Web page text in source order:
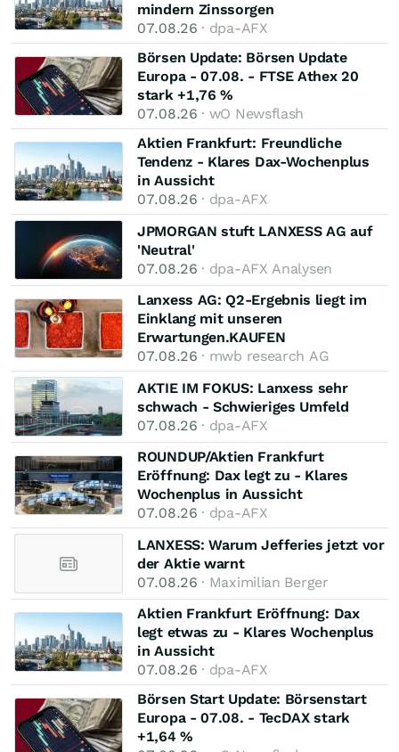
mindern Zinssorgen
07.08.26 · dpa-AFX
Börsen Update: Börsen Update
Europa - 07.08. - FTSE Athex 20
stark +1,76 %
07.08.26 · wO Newsflash
Aktien Frankfurt: Freundliche
Tendenz - Klares Dax-Wochenplus
in Aussicht
07.08.26 · dpa-AFX
JPMORGAN stuft LANXESS AG auf
'Neutral'
07.08.26 · dpa-AFX Analysen
Lanxess AG: Q2-Ergebnis liegt im
Einklang mit unseren
Erwartungen.KAUFEN
07.08.26 · mwb research AG
AKTIE IM FOKUS: Lanxess sehr
schwach - Schwieriges Umfeld
07.08.26 · dpa-AFX
ROUNDUP/Aktien Frankfurt
Eröffnung: Dax legt zu - Klares
Wochenplus in Aussicht
07.08.26 · dpa-AFX
LANXESS: Warum Jefferies jetzt vor
der Aktie warnt
07.08.26 · Maximilian Berger
Aktien Frankfurt Eröffnung: Dax
legt etwas zu - Klares Wochenplus
in Aussicht
07.08.26 · dpa-AFX
Börsen Start Update: Börsenstart
Europa - 07.08. - TecDAX stark
+1,64 %